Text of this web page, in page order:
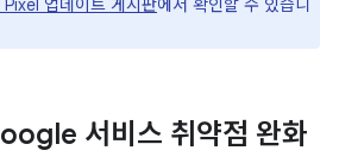
업데이트 게시판에서 확인할 수 있습니
서비스 취약점 완화